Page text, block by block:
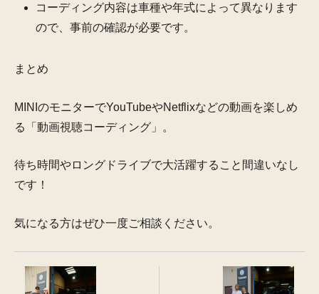
コーディング内容は車種や年式によって異なります
ので、事前の確認が必要です。
まとめ
MINIのモニターでYouTubeやNetflixなどの動画を楽しめ
る「動画視聴コーディング」。
待ち時間やロングドライブで大活躍すること間違いなし
です！
気になる方はぜひ一度ご相談ください。